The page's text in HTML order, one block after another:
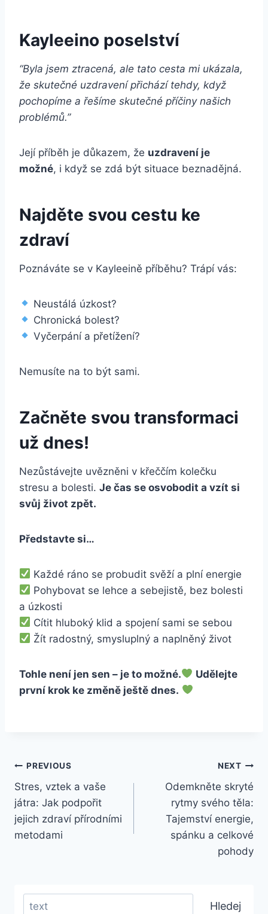
Kayleeino poselství
“Byla jsem ztracená, ale tato cesta mi ukázala,
že skutečné uzdravení přichází tehdy, když
pochopíme a řešíme skutečné příčiny našich
problémů.”
Její příběh je důkazem, že uzdravení je
možné, i když se zdá být situace beznadějná.
Najděte svou cestu ke
zdraví
Poznáváte se v Kayleeině příběhu? Trápí vás:
Neustálá úzkost?
Chronická bolest?
Vyčerpání a přetížení?
Nemusíte na to být sami.
Začněte svou transformaci
už dnes!
Nezůstávejte uvězněni v křeččím kolečku
stresu a bolesti. Je čas se osvobodit a vzít si
svůj život zpět.
Představte si…
Každé ráno se probudit svěží a plní energie
Pohybovat se lehce a sebejistě, bez bolesti
a úzkosti
Cítit hluboký klid a spojení sami se sebou
Žít radostný, smysluplný a naplněný život
Tohle není jen sen – je to možné.
Udělejte
první krok ke změně ještě dnes.
Post
navigation
PREVIOUS
Stres, vztek a vaše
játra: Jak podpořit
jejich zdraví přírodními
metodami
NEXT
Odemkněte skryté
rytmy svého těla:
Tajemství energie,
spánku a celkové
pohody
Search Hledej